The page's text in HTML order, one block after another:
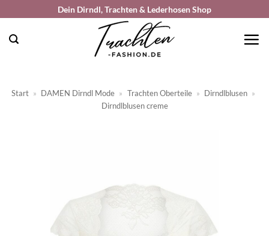
springen
Dein Dirndl, Trachten & Lederhosen Shop
Start » DAMEN Dirndl Mode » Trachten Oberteile » Dirndlblusen »
Dirndlblusen creme